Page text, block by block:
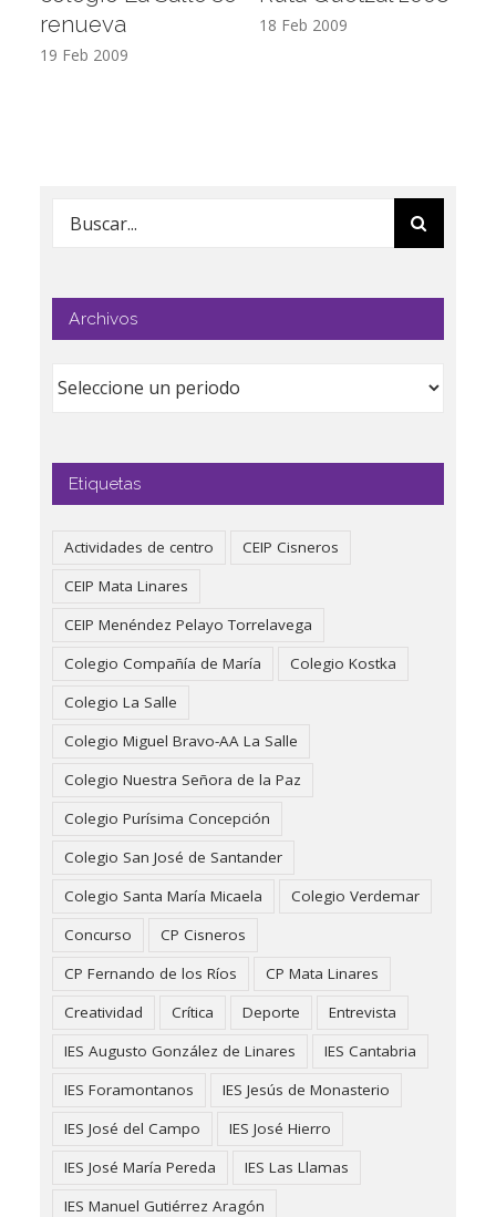
renueva
19 Feb 2009
18 Feb 2009
Buscar:
Archivos
Etiquetas
Actividades de centro
CEIP Cisneros
CEIP Mata Linares
CEIP Menéndez Pelayo Torrelavega
Colegio Compañía de María
Colegio Kostka
Colegio La Salle
Colegio Miguel Bravo-AA La Salle
Colegio Nuestra Señora de la Paz
Colegio Purísima Concepción
Colegio San José de Santander
Colegio Santa María Micaela
Colegio Verdemar
Concurso
CP Cisneros
CP Fernando de los Ríos
CP Mata Linares
Creatividad
Crítica Deporte
Entrevista
IES Augusto González de Linares
IES Cantabria
IES Foramontanos
IES Jesús de Monasterio
IES José del Campo
IES José Hierro
IES José María Pereda
IES Las Llamas
IES Manuel Gutiérrez Aragón